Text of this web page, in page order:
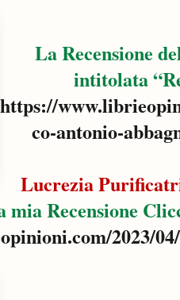
La Recensione
intitolata
https://
co-antonio-
Lucrezia
mia Recensione
2023/